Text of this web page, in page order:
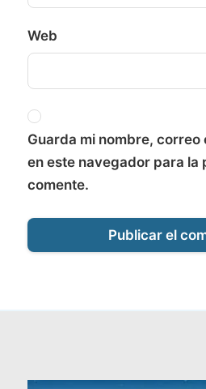
Web
Guarda mi nombre,
en este navegador para la
comente.